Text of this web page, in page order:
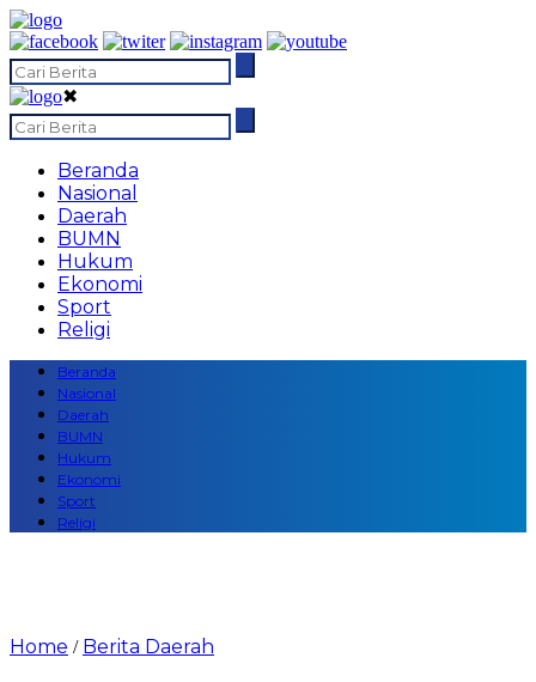
✖
Beranda
Nasional
Daerah
BUMN
Hukum
Ekonomi
Sport
Religi
Beranda
Nasional
Daerah
BUMN
Hukum
Ekonomi
Sport
Religi
Home / Berita Daerah